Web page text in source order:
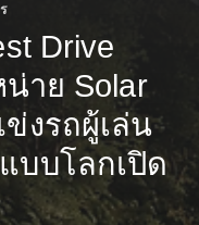
Drive
น่าย Solar
งรถผู้เล่น
บบโลกเปิด